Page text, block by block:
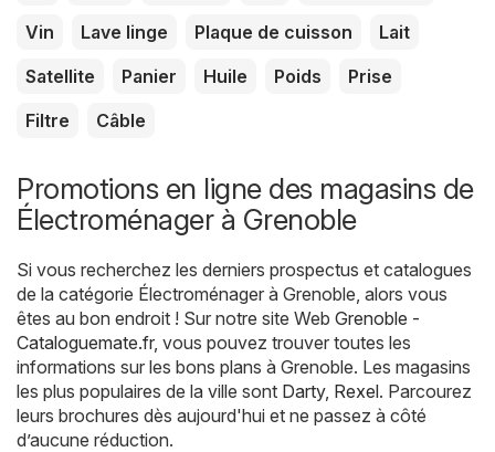
Vin
Lave linge Plaque de cuisson
Lait
Satellite
Panier Huile Poids
Prise
Filtre
Câble
Promotions en ligne des magasins de
Électroménager à Grenoble
Si vous recherchez les derniers prospectus et catalogues
de la catégorie Électroménager à Grenoble, alors vous
êtes au bon endroit ! Sur notre site Web Grenoble -
Cataloguemate.fr, vous pouvez trouver toutes les
informations sur les bons plans à Grenoble. Les magasins
les plus populaires de la ville sont Darty, Rexel. Parcourez
leurs brochures dès aujourd'hui et ne passez à côté
d’aucune réduction.